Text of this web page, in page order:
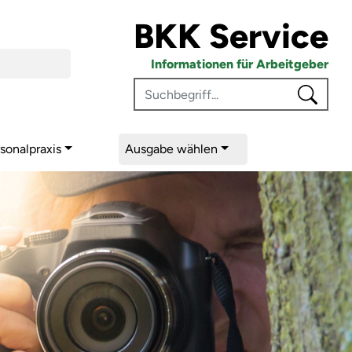
BKK Service
Informationen für Arbeitgeber
und Arbeitsrecht
Grenzen
Ausgabe wählen